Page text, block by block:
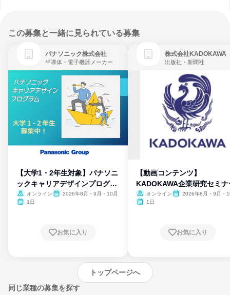
この募集と一緒に見られている募集
パナソニック株式会社
半導体・電子機器メーカー
【大学1・2年生対象】パナソニ
ックキャリアデザインプログラ
ム
オンライン
2026年8月・9月・10月
1日
お気に入り
株式会社KADOKAWA
出版社・新聞社
【動画コンテンツ】
KADOKAWA企業研究セミナ
オンライン
2026年8月・9月・
1日
お気に入り
トップページへ
同じ業種の募集を探す